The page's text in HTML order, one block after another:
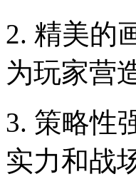
2. 精美的
为玩家营
3. 策略性
实力和战